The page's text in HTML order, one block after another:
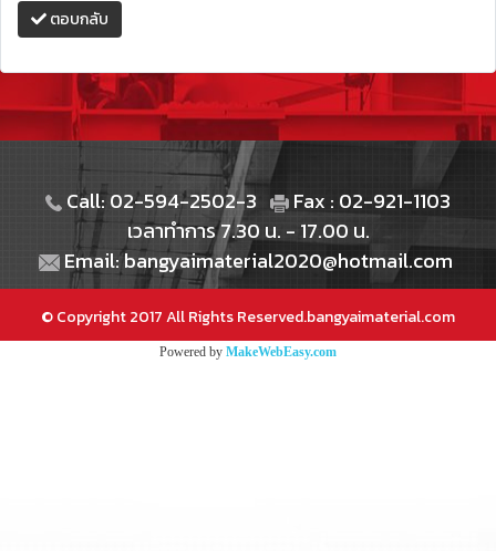
ตอบกลับ
Call: 02-594-2502-3
Fax : 02-921-1103
เวลาทำการ 7.30 น. - 17.00 น.
Email: bangyaimaterial2020@hotmail.com
© Copyright 2017 All Rights Reserved.bangyaimaterial.com
Powered by MakeWebEasy.com